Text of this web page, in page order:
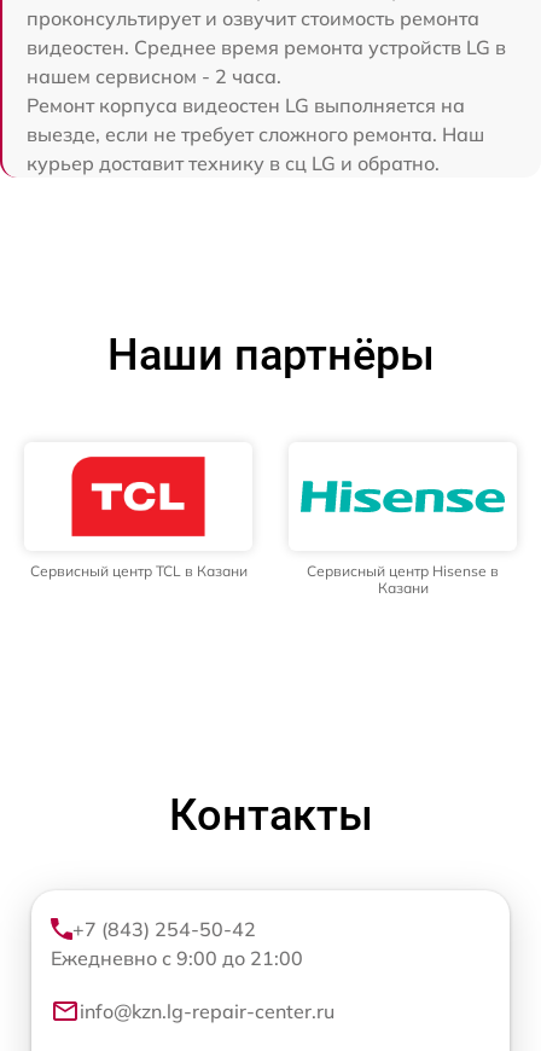
проконсультирует и озвучит стоимость ремонта
видеостен. Среднее время ремонта устройств LG в
нашем сервисном - 2 часа.
Ремонт корпуса видеостен LG выполняется на
выезде, если не требует сложного ремонта. Наш
курьер доставит технику в сц LG и обратно.
Наши партнёры
Сервисный центр TCL в Казани
Сервисный центр Hisense в
Казани
Контакты
+7 (843) 254-50-42
Ежедневно с 9:00 до 21:00
info@kzn.lg-repair-center.ru